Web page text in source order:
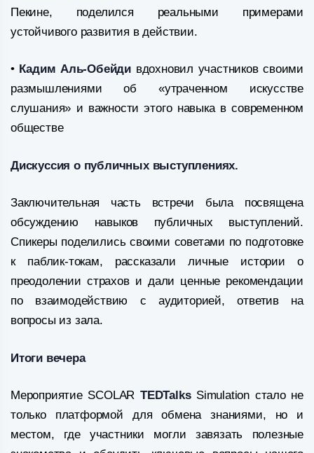
Пекине, поделился реальными примерами
устойчивого развития в действии.
•Кадим Аль-Обейди вдохновил участников своими
размышлениями об «утраченном искусстве
слушания» и важности этого навыка в современном
обществе
Дискуссия о публичных выступлениях.
Заключительная часть встречи была посвящена
обсуждению навыков публичных выступлений.
Спикеры поделились своими советами по подготовке
к паблик-токам, рассказали личные истории о
преодолении страхов и дали ценные рекомендации
по взаимодействию с аудиторией, ответив на
вопросы из зала.
Итоги вечера
Мероприятие SCOLAR TEDTalks Simulation стало не
только платформой для обмена знаниями, но и
местом, где участники могли завязать полезные